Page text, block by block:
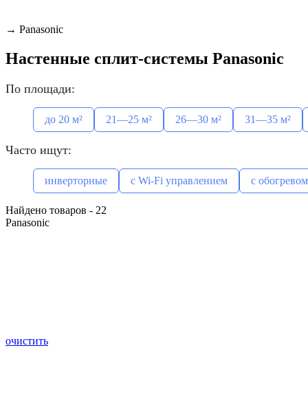
→ Panasonic
Настенные сплит-системы Panasonic
По площади:
до 20 м² 21—25 м² 26—30 м² 31—35 м²
Часто ищут:
инверторные с Wi-Fi управлением с
Найдено товаров - 22
Panasonic
очистить